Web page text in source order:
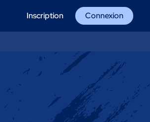
Inscription Connexion